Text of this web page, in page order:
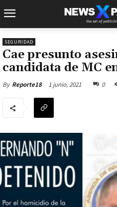
SEGURIDAD
Cae presunto
candidata de MC
By Reporte18 1 junio, 2021 0